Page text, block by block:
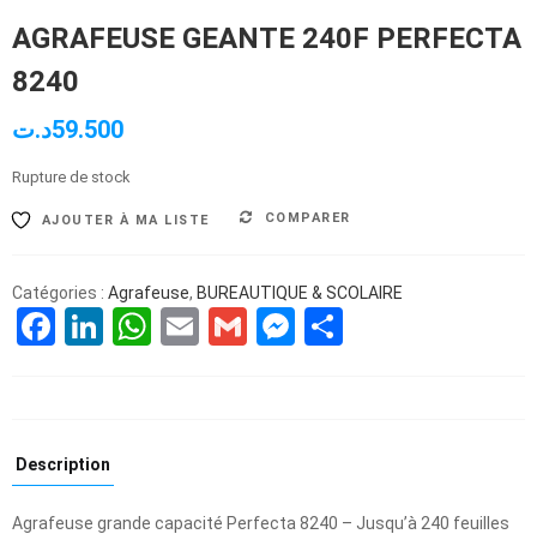
AGRAFEUSE GEANTE 240F PERFECTA
8240
59.500د.ت
Rupture de stock
AJOUTER À MA LISTE COMPARER
Catégories : Agrafeuse, BUREAUTIQUE & SCOLAIRE
Facebook
LinkedIn
WhatsApp
EmailGmailMessenger
Description
Agrafeuse grande capacité Perfecta 8240 – Jusqu’à 240 feuilles